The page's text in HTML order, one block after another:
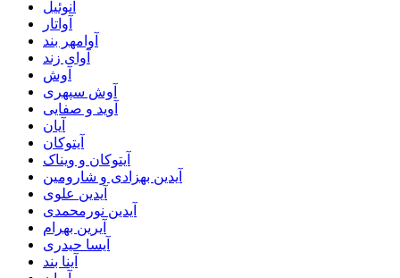
آنوئیل
آواتار
آوامهر بند
آوای زند
آوش
آوش سپهری
آوید و صفایی
آیان
آیتوکان
آیتوکان و ویناک
آیدین بهزادی و شارومین
آیدین علوی
آیدین نورمحمدی
آیرین بهرام
آیسا حیدری
آینا بند